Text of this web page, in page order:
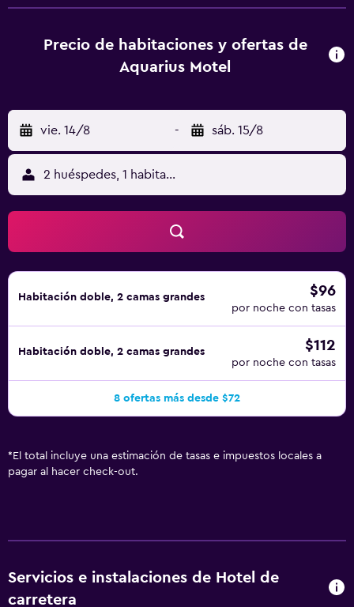
con ducha y bañera combinadas. Este motel en Tay Valley
ofrece acceso a Internet wifi gratis con una velocidad de
llamadas de larga distancia gratuitas (pueden existir
restricciones). Se pueden practicar las actividades de ocio
y esparcimiento que se indican más abajo en las
instalaciones o cerca del alojamiento (es posible que se
aplique un recargo).
Precio de habitaciones y ofertas de
Aquarius Motel
vie. 14/8 - sáb. 15/8
2 huéspedes, 1 habitación
Habitación doble, 2 camas grandes $96
por noche con tasas
Habitación doble, 2 camas grandes $112
por noche con tasas
8 ofertas más desde $72
* El total incluye una estimación de tasas e impuestos locales a
pagar al hacer check-out.
Servicios e instalaciones de Hotel de
carretera